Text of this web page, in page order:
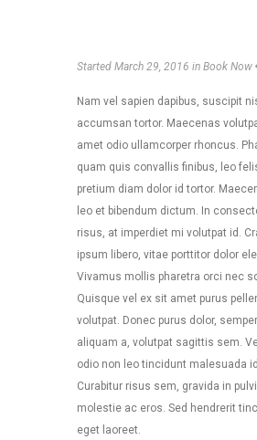
Started March 29, 2016 in Book Now
Nam vel sapien dapibus, suscipit
accumsan tortor. Maecenas
amet odio ullamcorper rhoncus.
quam quis convallis finibus, leo
pretium diam dolor id tortor.
leo et bibendum dictum. In
risus, at imperdiet mi volutpat id.
ipsum libero, vitae porttitor dolor
Vivamus mollis pharetra orci nec
Quisque vel ex sit amet purus
volutpat. Donec purus dolor,
aliquam a, volutpat sagittis sem.
odio non leo tincidunt malesuada
Curabitur risus sem, gravida in
molestie ac eros. Sed hendrerit
eget laoreet.